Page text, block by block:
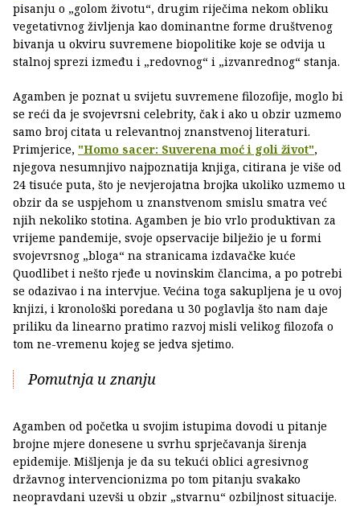
pisanju o „golom životu“, drugim riječima nekom obliku
vegetativnog življenja kao dominantne forme društvenog
bivanja u okviru suvremene biopolitike koje se odvija u
stalnoj sprezi između i „redovnog“ i „izvanrednog“ stanja.
Agamben je poznat u svijetu suvremene filozofije, moglo bi
se reći da je svojevrsni celebrity, čak i ako u obzir uzmemo
samo broj citata u relevantnoj znanstvenoj literaturi.
Primjerice, "Homo sacer: Suverena moć i goli život",
njegova nesumnjivo najpoznatija knjiga, citirana je više od
24 tisuće puta, što je nevjerojatna brojka ukoliko uzmemo u
obzir da se uspjehom u znanstvenom smislu smatra već
njih nekoliko stotina. Agamben je bio vrlo produktivan za
vrijeme pandemije, svoje opservacije bilježio je u formi
svojevrsnog „bloga“ na stranicama izdavačke kuće
Quodlibet i nešto rjeđe u novinskim člancima, a po potrebi
se odazivao i na intervjue. Većina toga sakupljena je u ovoj
knjizi, i kronološki poredana u 30 poglavlja što nam daje
priliku da linearno pratimo razvoj misli velikog filozofa o
tom ne-vremenu kojeg se jedva sjetimo.
Pomutnja u znanju
Agamben od početka u svojim istupima dovodi u pitanje
brojne mjere donesene u svrhu sprječavanja širenja
epidemije. Mišljenja je da su tekući oblici agresivnog
državnog intervencionizma po tom pitanju svakako
neopravdani uzevši u obzir „stvarnu“ ozbiljnost situacije.